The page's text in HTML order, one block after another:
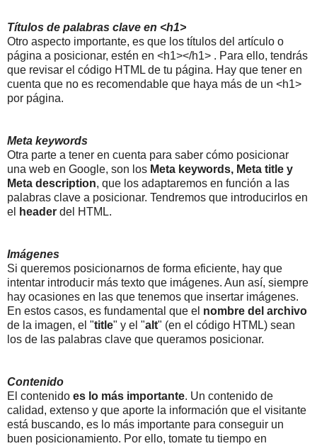
Títulos de palabras clave en <h1>
Otro aspecto importante, es que los títulos del artículo o
página a posicionar, estén en <h1></h1> . Para ello, tendrás
que revisar el código HTML de tu página. Hay que tener en
cuenta que no es recomendable que haya más de un <h1>
por página.
Meta keywords
Otra parte a tener en cuenta para saber cómo posicionar
una web en Google, son los Meta keywords, Meta title y
Meta description, que los adaptaremos en función a las
palabras clave a posicionar. Tendremos que introducirlos en
el
header del HTML.
Imágenes
Si queremos posicionarnos de forma eficiente, hay que
intentar introducir más texto que imágenes. Aun así, siempre
hay ocasiones en las que tenemos que insertar imágenes.
En estos casos, es fundamental que el nombre del archivo
de la imagen, el "title" y el "alt" (en el código HTML) sean
los de las palabras clave que queramos posicionar.
Contenido
El contenido es lo más importante. Un contenido de
calidad, extenso y que aporte la información que el visitante
está buscando, es lo más importante para conseguir un
buen posicionamiento. Por ello, tomate tu tiempo en